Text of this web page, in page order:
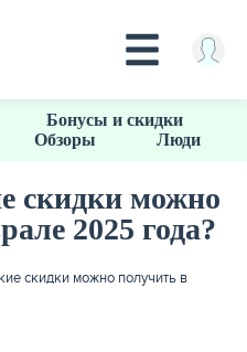
Бонусы и скидки
Обзоры Люди
скидки можно
2025 года?
скидки можно получить в